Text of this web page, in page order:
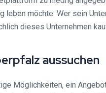
leben möchte. Wer sein
dieses Unternehmen
aussuchen
Möglichkeiten, ein